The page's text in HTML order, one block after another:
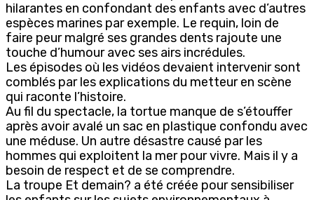
hilarantes en confondant des enfants avec d’autres
espèces marines par exemple. Le requin, loin de
faire peur malgré ses grandes dents rajoute une
touche d’humour avec ses airs incrédules.
Les épisodes où les vidéos devaient intervenir sont
comblés par les explications du metteur en scène
qui raconte l’histoire.
Au fil du spectacle, la tortue manque de s’étouffer
après avoir avalé un sac en plastique confondu avec
une méduse. Un autre désastre causé par les
hommes qui exploitent la mer pour vivre. Mais il y a
besoin de respect et de se comprendre.
La troupe Et demain? a été créée pour sensibiliser